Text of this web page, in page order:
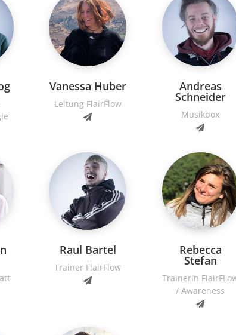
Vanessa Huber
Leitung FlairFlow
Andreas
Schneider
Musikbox
Raul Bartel
Trainer FlairFlow
Rebecca
Stefan
Trainerin
/ Awareness